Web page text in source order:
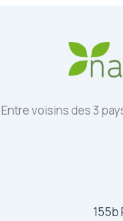
Entre voisins des 3
155b